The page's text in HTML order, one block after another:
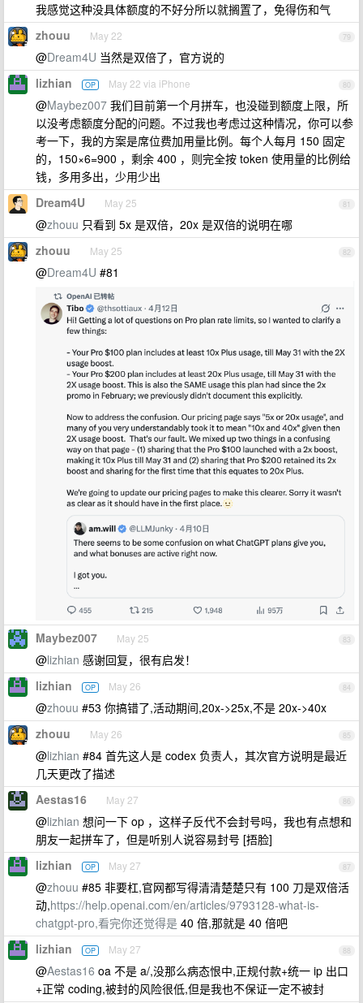
我感觉这种没具体额度的不好分所以就搁置了，免得伤和气
79
zhouu May 22
@Dream4U 当然是双倍了，官方说的
80
lizhian OP May 22 via iPhone
@Maybez007 我们目前第一个月拼车，也没碰到额度上限，所
以没考虑额度分配的问题。不过我也考虑过这种情况，你可以参
考一下，我的方案是席位费加用量比例。每个人每月 150 固定
的，150×6=900 ，剩余 400 ，则完全按 token 使用量的比例给
钱，多用多出，少用少出
81
Dream4U May 25
@zhouu 只看到 5x 是双倍，20x 是双倍的说明在哪
82
zhouu May 25
@Dream4U #81
83
Maybez007 May 25
@lizhian 感谢回复，很有启发！
84
lizhian OP May 26
@zhouu #53 你搞错了,活动期间,20x->25x,不是 20x->40x
85
zhouu May 26
@lizhian #84 首先这人是 codex 负责人，其次官方说明是最近
几天更改了描述
86
Aestas16 May 27
@lizhian 想问一下 op ，这样子反代不会封号吗，我也有点想和
朋友一起拼车了，但是听别人说容易封号 [捂脸]
87
lizhian OP May 27
@zhouu #85 非要杠,官网都写得清清楚楚只有 100 刀是双倍活
动,https://help.openai.com/en/articles/9793128-what-is-
chatgpt-pro,看完你还觉得是 40 倍,那就是 40 倍吧
88
lizhian OP May 27
@Aestas16 oa 不是 a/,没那么病态恨中,正规付款+统一 ip 出口
+正常 coding,被封的风险很低,但是我也不保证一定不被封